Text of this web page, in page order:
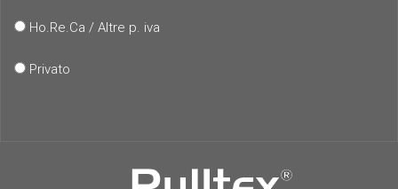
Ho.Re.Ca / Altre p. iva
Privato